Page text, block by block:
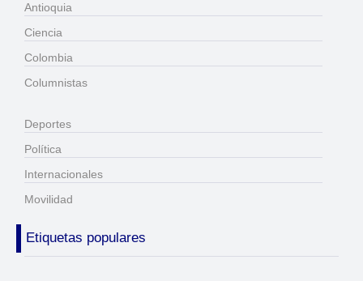
Antioquia
Ciencia
Colombia
Columnistas
Deportes
Política
Internacionales
Movilidad
Etiquetas populares